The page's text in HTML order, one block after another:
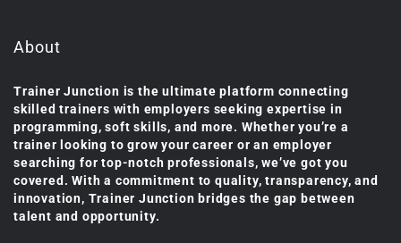
About
Trainer Junction is the ultimate platform connecting
skilled trainers with employers seeking expertise in
programming, soft skills, and more. Whether you’re a
trainer looking to grow your career or an employer
searching for top-notch professionals, we’ve got you
covered. With a commitment to quality, transparency, and
innovation, Trainer Junction bridges the gap between
talent and opportunity.